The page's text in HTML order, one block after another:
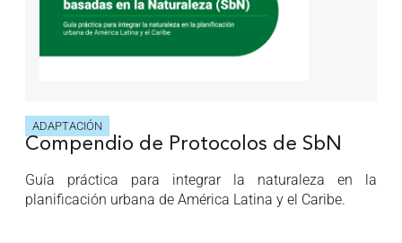
ADAPTACIÓN
Compendio de Protocolos de SbN
Guía práctica para integrar la naturaleza en la
planificación urbana de América Latina y el Caribe.